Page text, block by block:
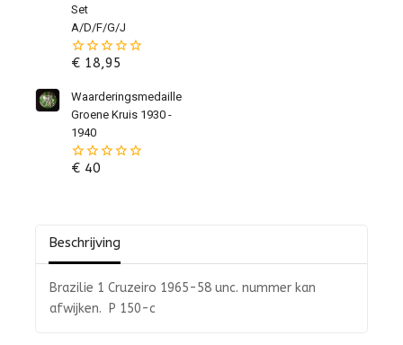
Set
A/D/F/G/J
0
de
€18,95
Waarderingsmedaille
Groene Kruis 1930 -
1940
0
€40
Beschrijving
Brazilie 1 Cruzeiro 1965-58 unc. nummer kan
afwijken. P 150-c